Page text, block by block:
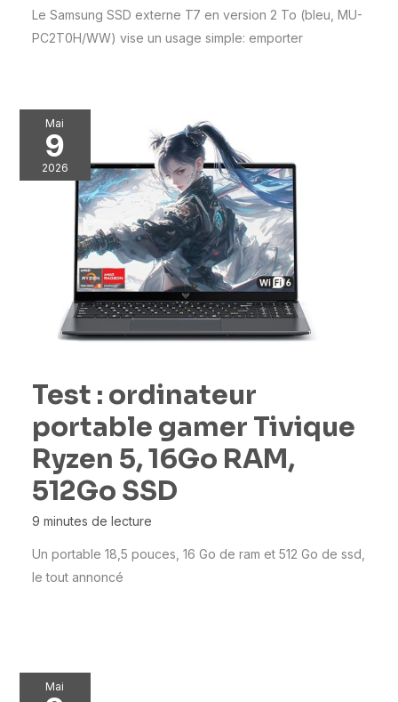
Le Samsung SSD externe T7 en version 2 To (bleu, MU-
PC2T0H/WW) vise un usage simple: emporter
Mai
9
2026
Test : ordinateur
portable gamer Tivique
Ryzen 5, 16Go RAM,
512Go SSD
9 minutes de lecture
Un portable 18,5 pouces, 16 Go de ram et 512 Go de ssd,
le tout annoncé
Mai